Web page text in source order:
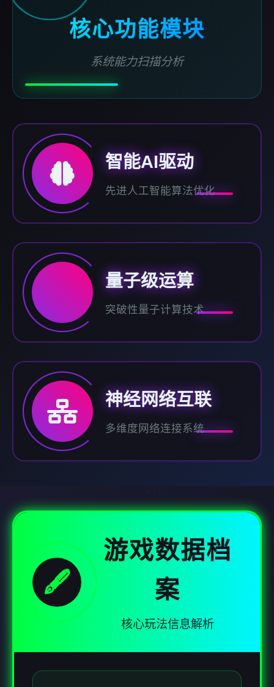
核心功能模块
系统能力扫描分析
智能AI驱动
先进人工智能算法优化
量子级运算
突破性量子计算技术
神经网络互联
多维度网络连接系统
🖋️
游戏数据档
案
核心玩法信息解析